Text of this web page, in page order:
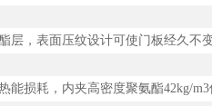
层，表面压纹设计可使门板经久不
能损耗，内夹高密度聚氨酯42kg/